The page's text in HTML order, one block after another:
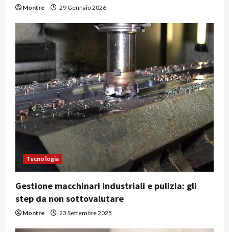
Montre 29 Gennaio 2026
Tecnologia
Gestione macchinari industriali e pulizia: gli
step da non sottovalutare
Montre 23 Settembre 2025